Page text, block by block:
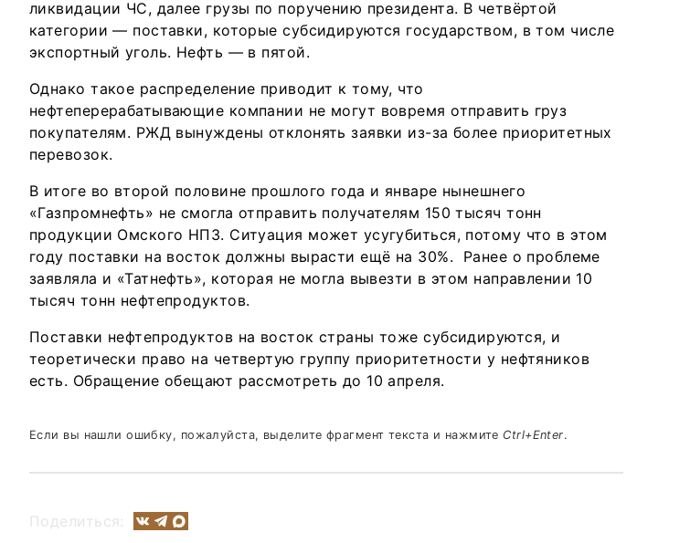
ликвидации ЧС, далее грузы по поручению президента. В четвёртой
категории — поставки, которые субсидируются государством, в том числе
экспортный уголь. Нефть — в пятой.
Однако такое распределение приводит к тому, что
нефтеперерабатывающие компании не могут вовремя отправить груз
покупателям. РЖД вынуждены отклонять заявки из-за более приоритетных
перевозок.
В итоге во второй половине прошлого года и январе нынешнего
«Газпромнефть» не смогла отправить получателям 150 тысяч тонн
продукции Омского НПЗ. Ситуация может усугубиться, потому что в этом
году поставки на восток должны вырасти ещё на 30%. Ранее о проблеме
заявляла и «Татнефть», которая не могла вывезти в этом направлении 10
тысяч тонн нефтепродуктов.
Поставки нефтепродуктов на восток страны тоже субсидируются, и
теоретически право на четвертую группу приоритетности у нефтяников
есть. Обращение обещают рассмотреть до 10 апреля.
Если вы нашли ошибку, пожалуйста, выделите фрагмент текста и нажмите Ctrl+Enter.
Поделиться: